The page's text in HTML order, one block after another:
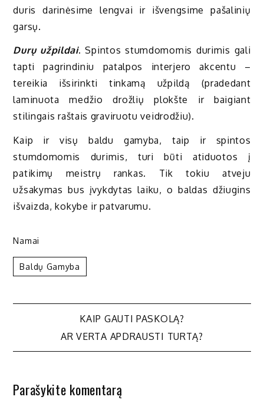
duris darinėsime lengvai ir išvengsime pašalinių
garsų.
Durų užpildai. Spintos stumdomomis durimis gali
tapti pagrindiniu patalpos interjero akcentu –
tereikia išsirinkti tinkamą užpildą (pradedant
laminuota medžio drožlių plokšte ir baigiant
stilingais raštais graviruotu veidrodžiu).
Kaip ir visų baldu gamyba, taip ir spintos
stumdomomis durimis, turi būti atiduotos į
patikimų meistrų rankas. Tik tokiu atveju
užsakymas bus įvykdytas laiku, o baldas džiugins
išvaizda, kokybe ir patvarumu.
Namai
Baldų Gamyba
Navigacija
tarp
įrašų
KAIP GAUTI PASKOLĄ?
AR VERTA APDRAUSTI TURTĄ?
Parašykite komentarą